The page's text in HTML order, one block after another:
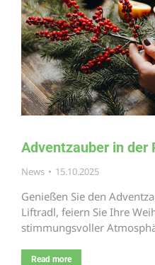
Adventzauber in der
News 15.10.2025
Genießen Sie den
Liftradl, feiern Sie Ihre
stimmungsvoller
Read more